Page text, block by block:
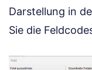
Darstellung in
Sie die